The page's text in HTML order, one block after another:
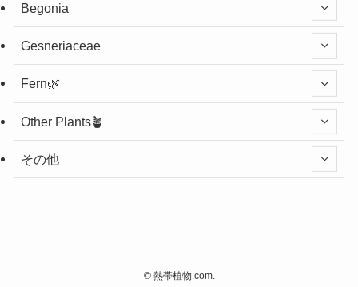
Begonia
Gesneriaceae
Fern🌿
Other Plants🪴
その他
©熱帯植物.com.